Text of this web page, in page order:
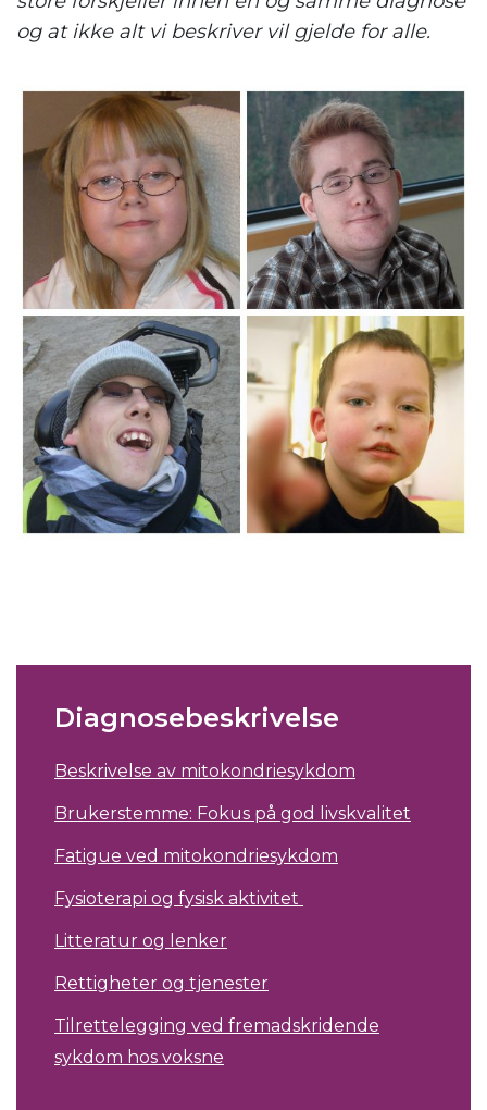
og at ikke alt vi beskriver vil gjelde for alle.
Diagnosebeskrivelse
Beskrivelse av mitokondriesykdom
Brukerstemme: Fokus på god livskvalitet
Fatigue ved mitokondriesykdom
Fysioterapi og fysisk aktivitet
Litteratur og lenker
Rettigheter og tjenester
Tilrettelegging ved fremadskridende
sykdom hos voksne